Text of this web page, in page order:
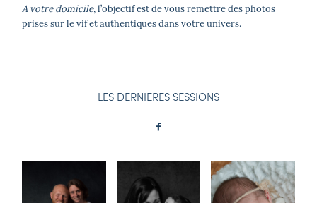
A votre domicile, l’objectif est de vous remettre des photos
prises sur le vif et authentiques dans votre univers.
LES DERNIERES SESSIONS